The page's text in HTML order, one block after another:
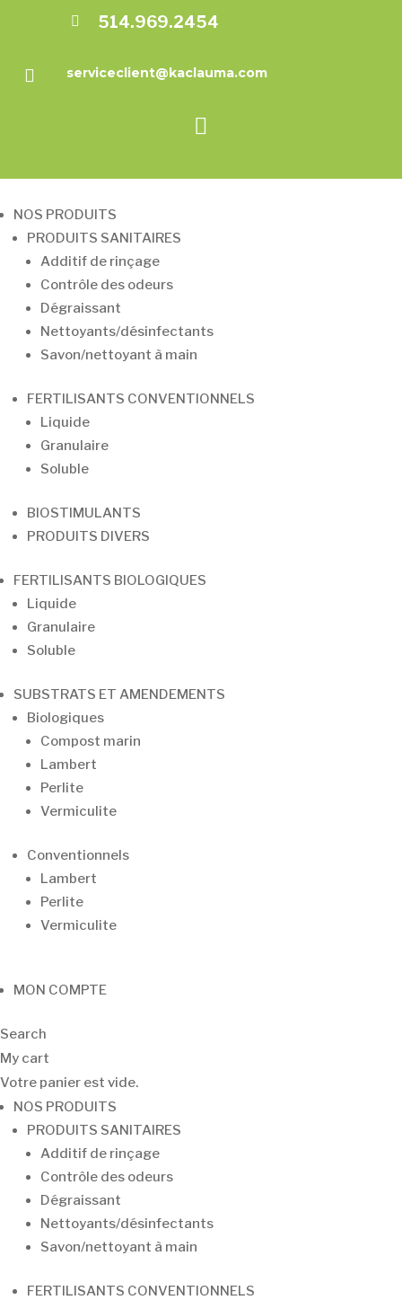
 514.969.2454
 serviceclient@kaclauma.com

NOS PRODUITS
PRODUITS SANITAIRES
Additif de rinçage
Contrôle des odeurs
Dégraissant
Nettoyants/désinfectants
Savon/nettoyant à main
FERTILISANTS CONVENTIONNELS
Liquide
Granulaire
Soluble
BIOSTIMULANTS
PRODUITS DIVERS
FERTILISANTS BIOLOGIQUES
Liquide
Granulaire
Soluble
SUBSTRATS ET AMENDEMENTS
Biologiques
Compost marin
Lambert
Perlite
Vermiculite
Conventionnels
Lambert
Perlite
Vermiculite
MON COMPTE
Search
My cart
Votre panier est vide.
NOS PRODUITS
PRODUITS SANITAIRES
Additif de rinçage
Contrôle des odeurs
Dégraissant
Nettoyants/désinfectants
Savon/nettoyant à main
FERTILISANTS CONVENTIONNELS
Restons
Inscrivez-
vous
à
notre
pour
rester
de
nouveautés.
Courriel
*
Prénom
S'INSCRIRE